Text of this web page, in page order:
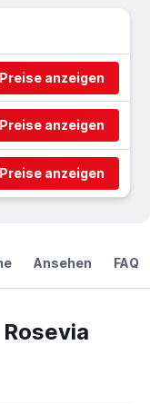
Preise anzeigen
Preise anzeigen
Preise anzeigen
Ansehen FAQ